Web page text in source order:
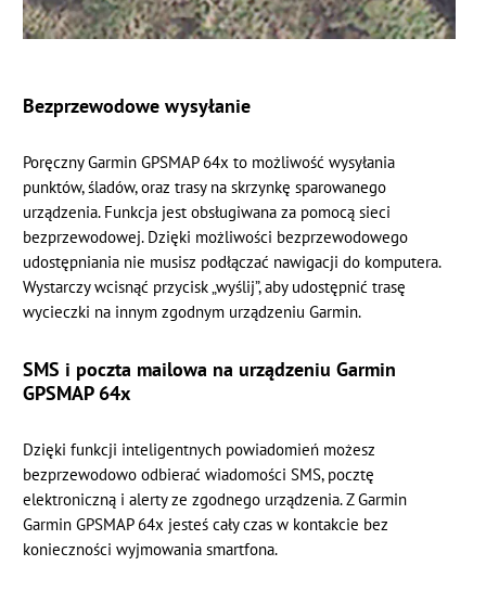
Bezprzewodowe wysyłanie
Poręczny Garmin GPSMAP 64x to możliwość wysyłania
punktów, śladów, oraz trasy na skrzynkę sparowanego
urządzenia. Funkcja jest obsługiwana za pomocą sieci
bezprzewodowej. Dzięki możliwości bezprzewodowego
udostępniania nie musisz podłączać nawigacji do komputera.
Wystarczy wcisnąć przycisk „wyślij”, aby udostępnić trasę
wycieczki na innym zgodnym urządzeniu Garmin.
SMS i poczta mailowa na urządzeniu Garmin
GPSMAP 64x
Dzięki funkcji inteligentnych powiadomień możesz
bezprzewodowo odbierać wiadomości SMS, pocztę
elektroniczną i alerty ze zgodnego urządzenia. Z Garmin
Garmin GPSMAP 64x jesteś cały czas w kontakcie bez
konieczności wyjmowania smartfona.